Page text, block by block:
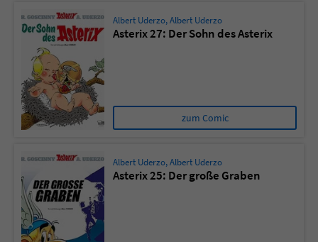
Albert Uderzo,Albert Uderzo
Asterix 27: Der Sohn des Asterix
zum Comic
Albert Uderzo,Albert Uderzo
Asterix 25: Der große Graben